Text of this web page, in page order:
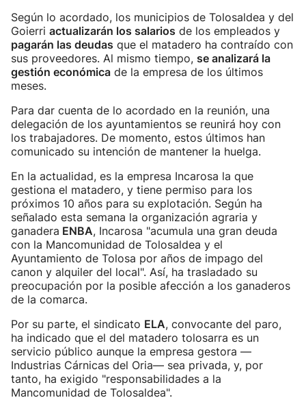
Según lo acordado, los municipios de Tolosaldea y del
Goierri actualizarán los salarios de los empleados y
pagarán las deudas que el matadero ha contraído con
sus proveedores. Al mismo tiempo, se analizará la
gestión económica de la empresa de los últimos
meses.
Para dar cuenta de lo acordado en la reunión, una
delegación de los ayuntamientos se reunirá hoy con
los trabajadores. De momento, estos últimos han
comunicado su intención de mantener la huelga.
En la actualidad, es la empresa Incarosa la que
gestiona el matadero, y tiene permiso para los
próximos 10 años para su explotación. Según ha
señalado esta semana la organización agraria y
ganadera ENBA, Incarosa "acumula una gran deuda
con la Mancomunidad de Tolosaldea y el
Ayuntamiento de Tolosa por años de impago del
canon y alquiler del local". Así, ha trasladado su
preocupación por la posible afección a los ganaderos
de la comarca.
Por su parte, el sindicato ELA, convocante del paro,
ha indicado que el del matadero tolosarra es un
servicio público aunque la empresa gestora —
Industrias Cárnicas del Oria— sea privada, y, por
tanto, ha exigido "responsabilidades a la
Mancomunidad de Tolosaldea".